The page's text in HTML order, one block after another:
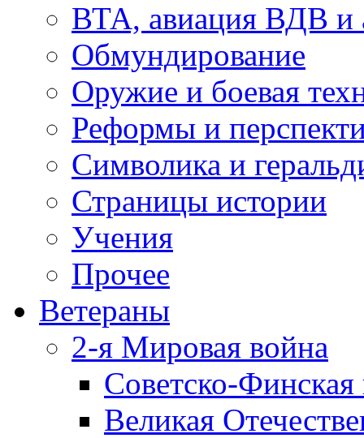
ВТА, авиация ВДВ и
Обмундирование
Оружие и боевая
Реформы и
Символика и
Страницы истории
Учения
Прочее
Ветераны
2-я Мировая война
Советско-
Великая